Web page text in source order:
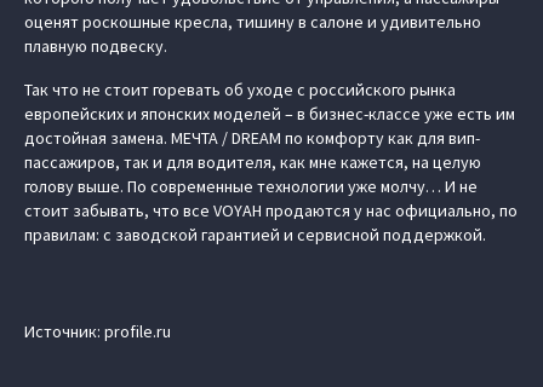
оценят роскошные кресла, тишину в салоне и удивительно
плавную подвеску.
Так что не стоит горевать об уходе с российского рынка
европейских и японских моделей – в бизнес-классе уже есть им
достойная замена. МЕЧТА / DREAM по комфорту как для вип-
пассажиров, так и для водителя, как мне кажется, на целую
голову выше. По современные технологии уже молчу… И не
стоит забывать, что все VOYAH продаются у нас официально, по
правилам: с заводской гарантией и сервисной поддержкой.
Источник: profile.ru